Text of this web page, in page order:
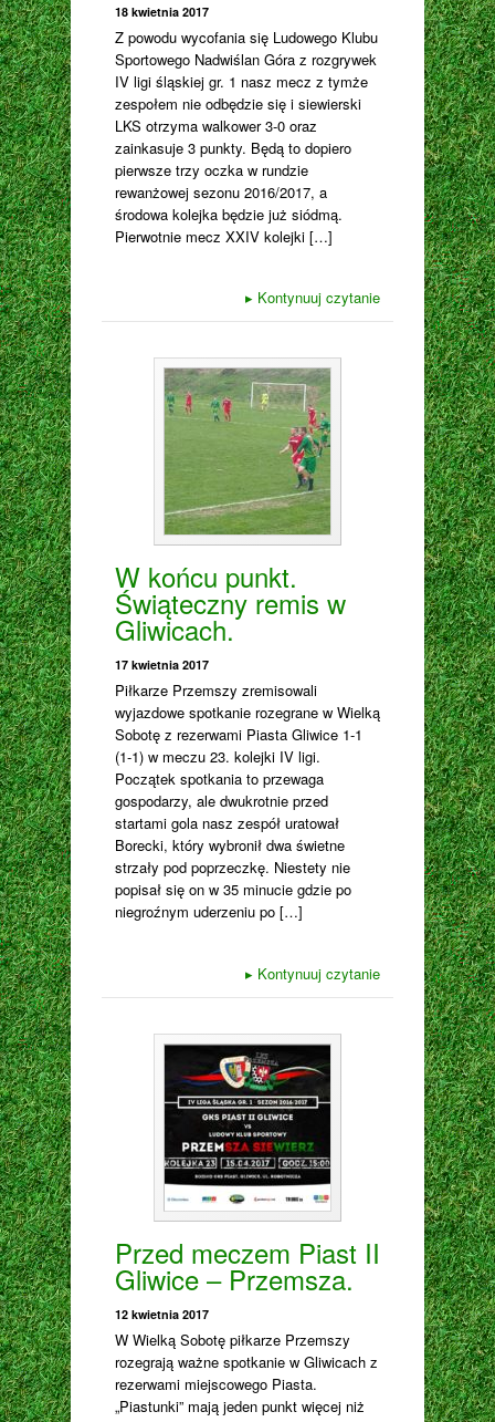
18 kwietnia 2017
Z powodu wycofania się Ludowego Klubu
Sportowego Nadwiślan Góra z rozgrywek
IV ligi śląskiej gr. 1 nasz mecz z tymże
zespołem nie odbędzie się i siewierski
LKS otrzyma walkower 3-0 oraz
zainkasuje 3 punkty. Będą to dopiero
pierwsze trzy oczka w rundzie
rewanżowej sezonu 2016/2017, a
środowa kolejka będzie już siódmą.
Pierwotnie mecz XXIV kolejki […]
▸ Kontynuuj czytanie
W końcu punkt.
Świąteczny remis w
Gliwicach.
17 kwietnia 2017
Piłkarze Przemszy zremisowali
wyjazdowe spotkanie rozegrane w Wielką
Sobotę z rezerwami Piasta Gliwice 1-1
(1-1) w meczu 23. kolejki IV ligi.
Początek spotkania to przewaga
gospodarzy, ale dwukrotnie przed
startami gola nasz zespół uratował
Borecki, który wybronił dwa świetne
strzały pod poprzeczkę. Niestety nie
popisał się on w 35 minucie gdzie po
niegroźnym uderzeniu po […]
▸ Kontynuuj czytanie
Przed meczem Piast II
Gliwice – Przemsza.
12 kwietnia 2017
W Wielką Sobotę piłkarze Przemszy
rozegrają ważne spotkanie w Gliwicach z
rezerwami miejscowego Piasta.
„Piastunki” mają jeden punkt więcej niż